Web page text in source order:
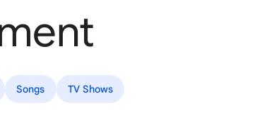
Songs TV Shows